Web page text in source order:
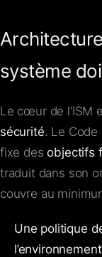
système
Le cœur de l’ISM
sécurité. Le
fixe desobjectifs
traduit dans son
couvre au
Une politique
l’environnement